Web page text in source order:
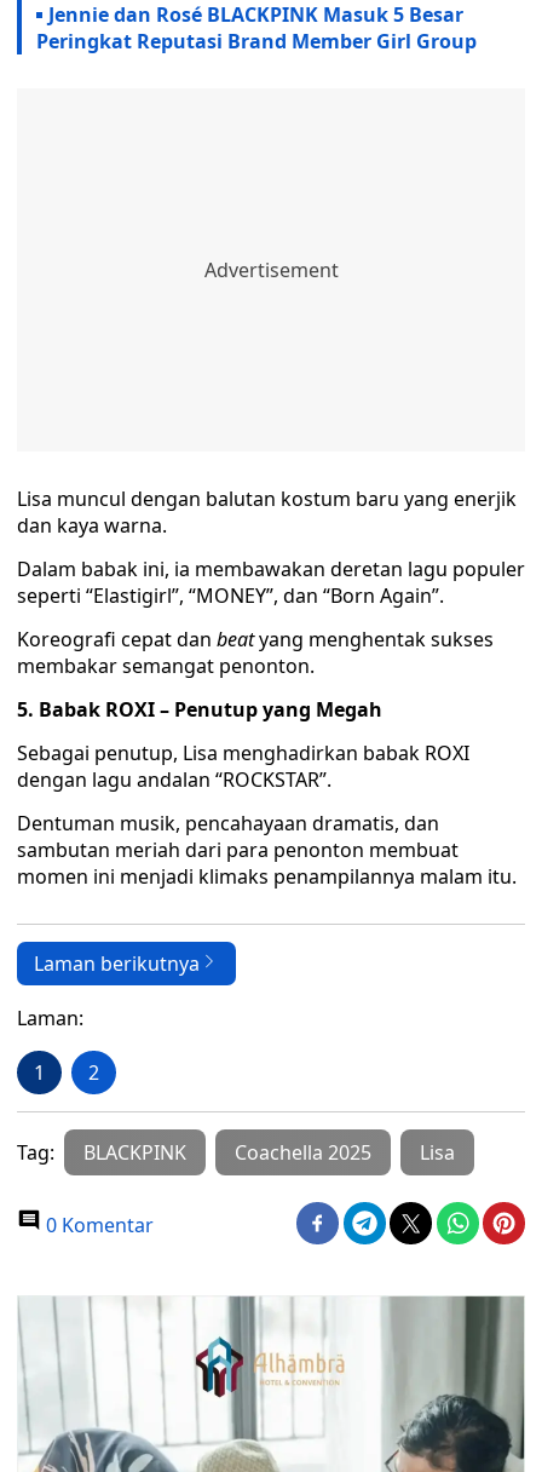
Jennie dan Rosé BLACKPINK Masuk 5 Besar
Peringkat Reputasi Brand Member Girl Group
Lisa muncul dengan balutan kostum baru yang enerjik
dan kaya warna.
Dalam babak ini, ia membawakan deretan lagu populer
seperti “Elastigirl”, “MONEY”, dan “Born Again”.
Koreografi cepat dan beatyang menghentak sukses
membakar semangat penonton.
5. Babak ROXI – Penutup yang Megah
Sebagai penutup, Lisa menghadirkan babak ROXI
dengan lagu andalan “ROCKSTAR”.
Dentuman musik, pencahayaan dramatis, dan
sambutan meriah dari para penonton membuat
momen ini menjadi klimaks penampilannya malam itu.
Laman berikutnya
Laman:
1 2
Tag: BLACKPINK Coachella 2025 Lisa
0 Komentar